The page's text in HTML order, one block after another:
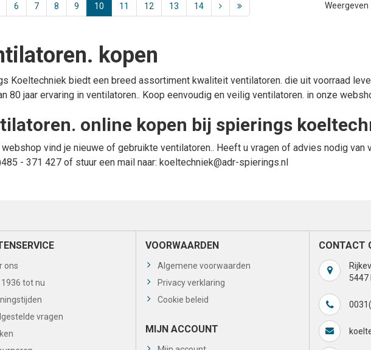
6 7 8 9 10 11 12 13 14
kopen
Koeltechniek biedt een breed assortiment kwaliteit ventilatoren. die uit voorraad
80 jaar ervaring in ventilatoren.. Koop eenvoudig en veilig ventilatoren. in onze
online kopen bij spierings
vind je nieuwe of gebruikte ventilatoren.. Heeft u vragen of advies nodig van
- 371 427of stuur een mail naar: koeltechniek@adr-spierings.nl
ons
tot nu
vragen
VOORWAARDEN
Algemene voorwaarden
Privacy verklaring
Cookie beleid
MIJN ACCOUNT
CONTACT
5447